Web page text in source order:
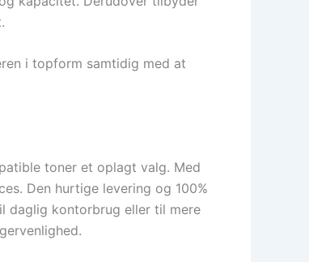
i topform samtidig med at
toner et oplagt valg. Med
Den hurtige levering og 100%
daglig kontorbrug eller til mere